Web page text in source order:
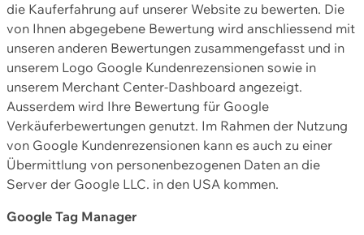
die Kauferfahrung auf unserer Website zu bewerten. Die
von Ihnen abgegebene Bewertung wird anschliessend mit
unseren anderen Bewertungen zusammengefasst und in
unserem Logo Google Kundenrezensionen sowie in
unserem Merchant Center-Dashboard angezeigt.
Ausserdem wird Ihre Bewertung für Google
Verkäuferbewertungen genutzt. Im Rahmen der Nutzung
von Google Kundenrezensionen kann es auch zu einer
Übermittlung von personenbezogenen Daten an die
Server der Google LLC. in den USA kommen.
Google Tag Manager